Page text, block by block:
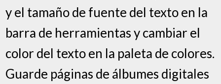
y el tamaño de fuente del texto en la
barra de herramientas y cambiar el
color del texto en la paleta de colores.
Guarde páginas de álbumes digitales